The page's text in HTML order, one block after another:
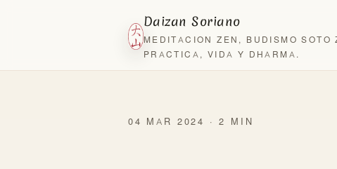
Daizan Soriano
MEDITACION ZEN, BUDISMO SOTO
PRACTICA, VIDA Y DHARMA.
04 MAR 2024 · 2 MIN